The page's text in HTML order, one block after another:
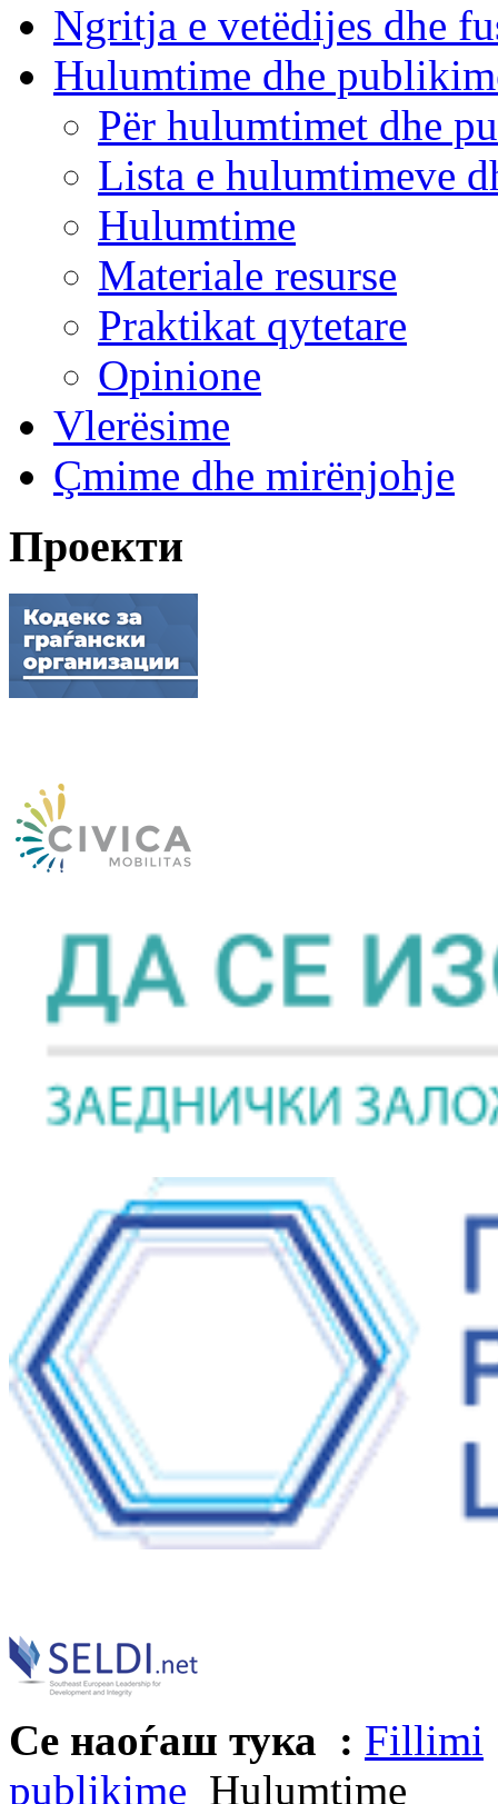
Ngritja e vetëdijes dhe
Hulumtime dhe
Për hulumtimet dhe
Lista e hulumtimeve
Hulumtime
Materiale resurse
Praktikat qytetare
Opinione
Vlerësime
Çmime dhe mirënjohje
Проекти
Се наоѓаш тука : Fillimi
publikime Hulumtime